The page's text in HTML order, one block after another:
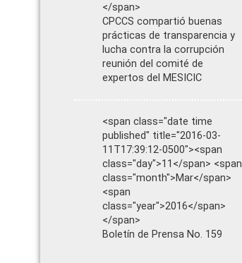
</span>
CPCCS compartió buenas
prácticas de transparencia y
lucha contra la corrupción
reunión del comité de
expertos del MESICIC
<span class="date time
published" title="2016-03-
11T17:39:12-0500"><span
class="day">11</span> <span
class="month">Mar</span>
<span
class="year">2016</span>
</span>
Boletín de Prensa No. 159